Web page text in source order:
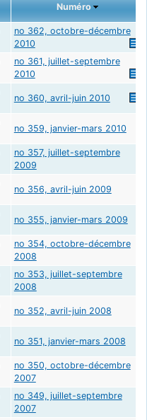
Numéro
no 362, octobre-décembre
2010
no 361, juillet-septembre
2010
no 360, avril-juin 2010
no 359, janvier-mars 2010
no 357, juillet-septembre
2009
no 356, avril-juin 2009
no 355, janvier-mars 2009
no 354, octobre-décembre
2008
no 353, juillet-septembre
2008
no 352, avril-juin 2008
no 351, janvier-mars 2008
no 350, octobre-décembre
2007
no 349, juillet-septembre
2007